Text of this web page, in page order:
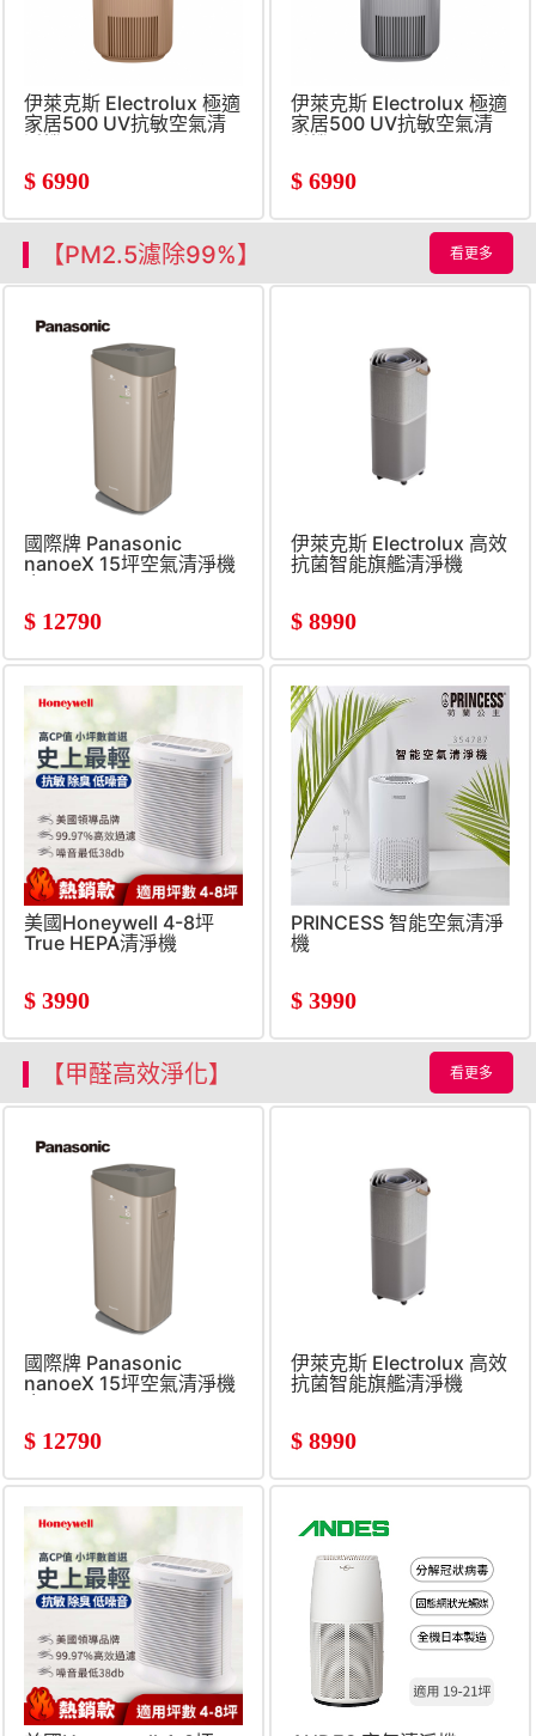
伊萊克斯 Electrolux 極適
家居500 UV抗敏空氣清
淨機
$ 6990
伊萊克斯 Electrolux 極適
家居500 UV抗敏空氣清
淨機
$ 6990
【PM2.5濾除99%】 看更多
國際牌 Panasonic
nanoeX 15坪空氣清淨機
金
$ 12790
伊萊克斯 Electrolux 高效
抗菌智能旗艦清淨機
$ 8990
美國Honeywell 4-8坪
True HEPA清淨機
$ 3990
PRINCESS 智能空氣清淨
機
$ 3990
【甲醛高效淨化】 看更多
國際牌 Panasonic
nanoeX 15坪空氣清淨機
$ 12790
伊萊克斯 Electrolux 高效
抗菌智能旗艦清淨機
$ 8990